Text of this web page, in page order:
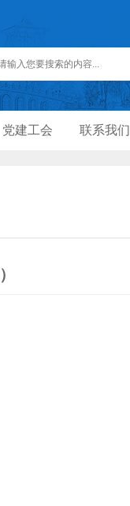
党建工会 联系我们